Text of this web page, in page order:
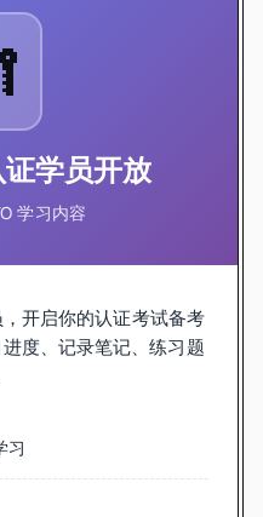
学员开放
学习内容
开启你的认证考试备考
度、记录笔记、练习题
习